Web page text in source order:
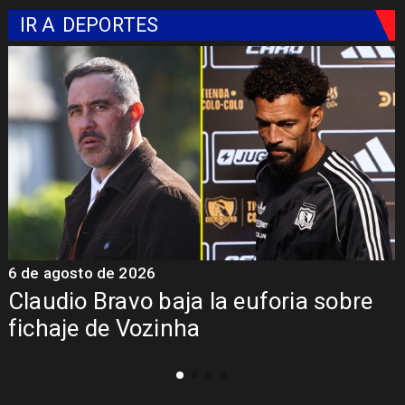
IR A DEPORTES
Presentación de Vozinha en Colo
Colo: Fecha, Estadio y Contrato
5 de agosto de 2026